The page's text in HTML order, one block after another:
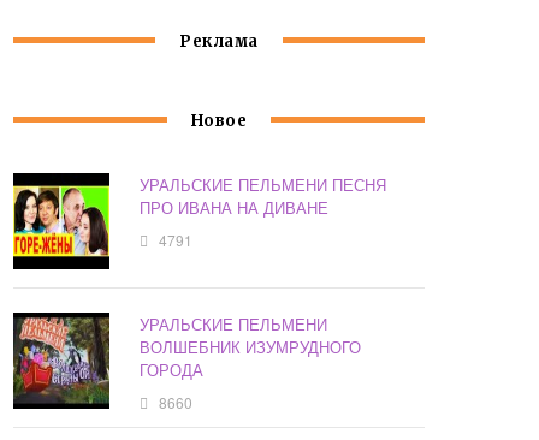
Реклама
Новое
УРАЛЬСКИЕ ПЕЛЬМЕНИ ПЕСНЯ
ПРО ИВАНА НА ДИВАНЕ
4791
УРАЛЬСКИЕ ПЕЛЬМЕНИ
ВОЛШЕБНИК ИЗУМРУДНОГО
ГОРОДА
8660